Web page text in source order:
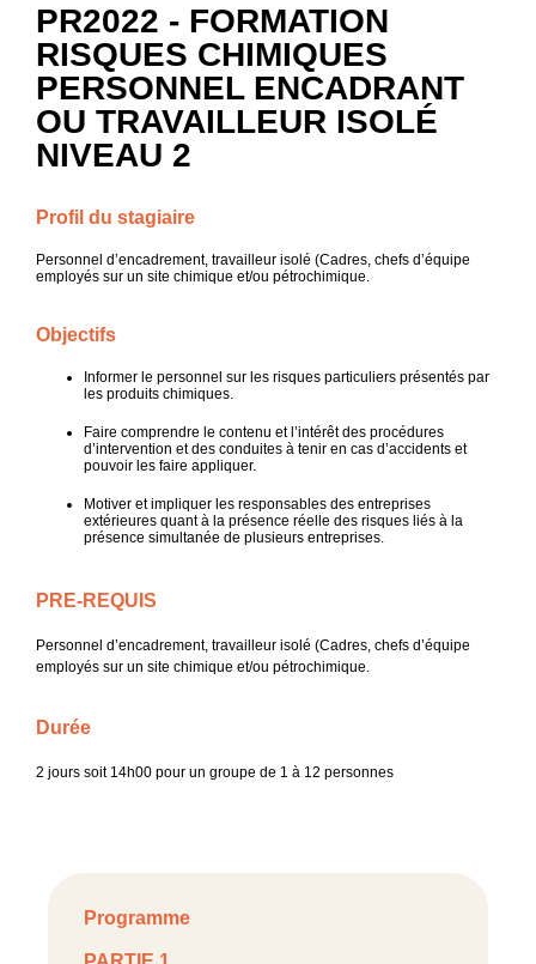
PR2022 - FORMATION
RISQUES CHIMIQUES
PERSONNEL ENCADRANT
OU TRAVAILLEUR ISOLÉ
NIVEAU 2
Profil du stagiaire
Personnel d’encadrement, travailleur isolé (Cadres, chefs d’équipe
employés sur un site chimique et/ou pétrochimique.
Objectifs
Informer le personnel sur les risques particuliers présentés par
les produits chimiques.
Faire comprendre le contenu et l’intérêt des procédures
d’intervention et des conduites à tenir en cas d’accidents et
pouvoir les faire appliquer.
Motiver et impliquer les responsables des entreprises
extérieures quant à la présence réelle des risques liés à la
présence simultanée de plusieurs entreprises.
PRE-REQUIS
Personnel d’encadrement, travailleur isolé (Cadres, chefs d’équipe
employés sur un site chimique et/ou pétrochimique.
Durée
2 jours soit 14h00 pour un groupe de 1 à 12 personnes
Programme